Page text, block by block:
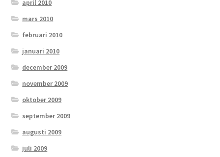
april 2010
mars 2010
februari 2010
januari 2010
december 2009
november 2009
oktober 2009
september 2009
augusti 2009
juli 2009